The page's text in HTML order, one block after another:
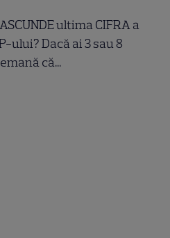
ultima CIFRA a
ului? Dacă ai 3 sau 8
că...